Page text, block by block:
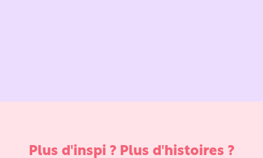
Plus d'inspi ? Plus d'histoires ?